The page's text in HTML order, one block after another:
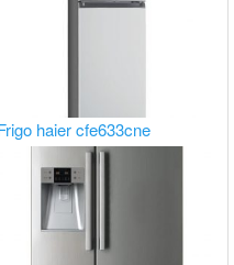
haier cfe633cne